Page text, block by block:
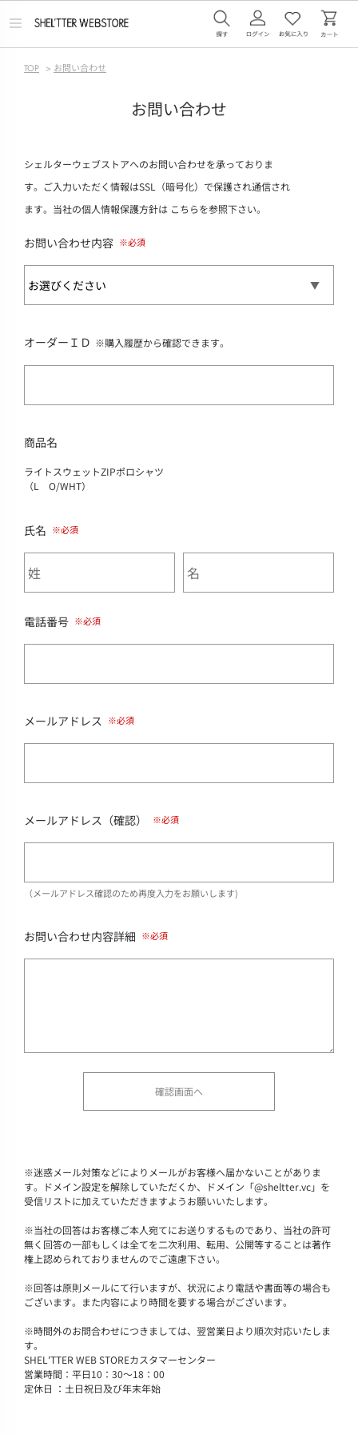
メ
TOP > お問い合わせ
お問い合わせ
シェルターウェブストアへのお問い合わせを承っておりま
す。ご入力いただく情報はSSL（暗号化）で保護され通信され
ます。当社の個人情報保護方針は こちらを参照下さい。
お問い合わせ内容
オーダーＩＤ ※購入履歴から確認できます。
商品名
ライトスウェットZIPポロシャツ
（L O/WHT）
氏名
電話番号
メールアドレス
メールアドレス（確認）
（メールアドレス確認のため再度入力をお願いします)
お問い合わせ内容詳細
※迷惑メール対策などによりメールがお客様へ届かないことがありま
す。ドメイン設定を解除していただくか、ドメイン「@sheltter.vc」を
受信リストに加えていただきますようお願いいたします。
※当社の回答はお客様ご本人宛てにお送りするものであり、当社の許可
無く回答の一部もしくは全てを二次利用、転用、公開等することは著作
権上認められておりませんのでご遠慮下さい。
※回答は原則メールにて行いますが、状況により電話や書面等の場合も
ございます。また内容により時間を要する場合がございます。
※時間外のお問合わせにつきましては、翌営業日より順次対応いたしま
す。
SHEL'TTER WEB STOREカスタマーセンター
営業時間：平日10：30～18：00
定休日 ：土日祝日及び年末年始